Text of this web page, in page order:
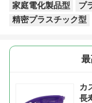
家庭電化製品型
プ
精密プラスチック型
カ
長